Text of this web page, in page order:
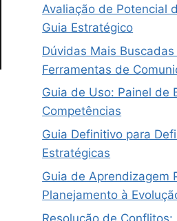
Avaliação de Potencial
Guia Estratégico
Dúvidas Mais
Ferramentas de
Guia de Uso: Painel de
Competências
Guia Definitivo para
Estratégicas
Guia de Aprendizagem
Planejamento à
Resolução de